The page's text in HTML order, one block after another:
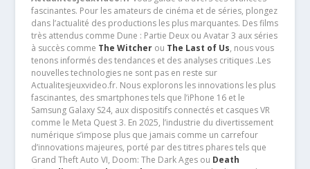
fascinantes. Pour les amateurs de cinéma et de séries, plongez
dans l’actualité des productions les plus marquantes. Des films
très attendus comme Dune : Partie Deux ou Avatar 3 aux séries
à succès comme The Witcherou The Last of Us, nous vous
tenons informés des tendances et des analyses critiques .Les
nouvelles technologies ne sont pas en reste sur
Actualitesjeuxvideo.fr. Nous explorons les innovations les plus
fascinantes, des smartphones tels que l’iPhone 16 et le
Samsung Galaxy S24, aux dispositifs connectés et casques VR
comme le Meta Quest 3. En 2025, l’industrie du divertissement
numérique s’impose plus que jamais comme un carrefour
d’innovations majeures, porté par des titres phares tels que
Grand Theft Auto VI, Doom: The Dark Ages ou Death